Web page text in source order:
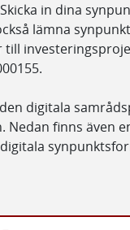
in dina
lämna
till
digitala
Nedan finns även